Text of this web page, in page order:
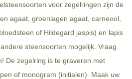
voor zegelringen zijn de
agaat, groenlagen agaat, carneool,
of Hildegard jaspis) en lapis
steensoorten mogelijk. Vraag
De zegelring is te graveren met
of monogram (initialen). Maak uw